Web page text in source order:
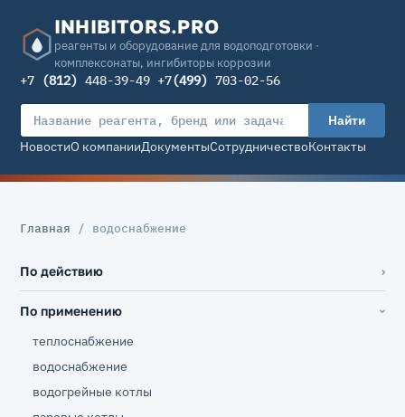
INHIBITORS.PRO
реагенты и оборудование для водоподготовки ·
комплексонаты, ингибиторы коррозии
+7 (812) 448-39-49 +7(499) 703-02-56
Найти
НовостиО компанииДокументыСотрудничествоКонтакты
Главная / водоснабжение
По действию
По применению
теплоснабжение
водоснабжение
водогрейные котлы